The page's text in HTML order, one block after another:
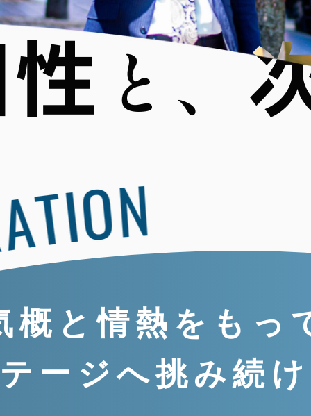
と、
概と情熱をもっ
ージへ挑み続